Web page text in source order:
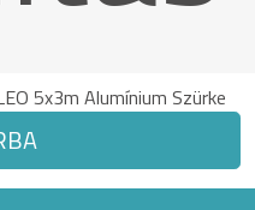
5x3m Alumínium Szürke